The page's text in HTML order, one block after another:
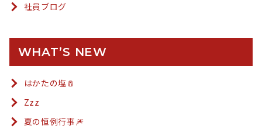
社員ブログ
WHAT’S NEW
はかたの塩🧂
Zzz
夏の恒例行事🎆